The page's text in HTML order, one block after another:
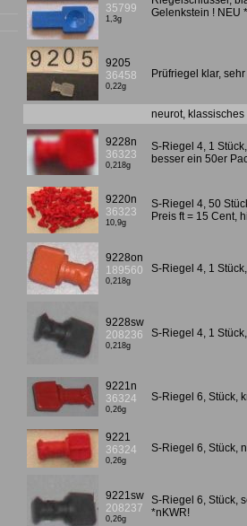
35799
1,3g
Gelenkstein ! NEU
9205
36458
0,22g
Prüfriegel klar,
neurot,
9228n
36323
0,218g
S-Riegel 4, 1
besser ein 50er
9220n
36323
10,9g
S-Riegel 4, 50
Preis ft = 15 Cent,
9228on
189560
0,218g
S-Riegel 4, 1
9228sw
208236
0,218g
S-Riegel 4, 1
9221n
36324
0,26g
S-Riegel 6, Stück,
9221
36324
0,26g
S-Riegel 6, Stück,
9221sw
208237
0,26g
S-Riegel 6, Stück,
*nKWR!